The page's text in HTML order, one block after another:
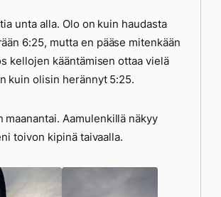
unta alla. Olo on kuin haudasta
6:25, mutta en pääse mitenkään
kellojen kääntämisen ottaa vielä
kuin olisin herännyt 5:25.
maanantai. Aamulenkillä näkyy
toivon kipinä taivaalla.